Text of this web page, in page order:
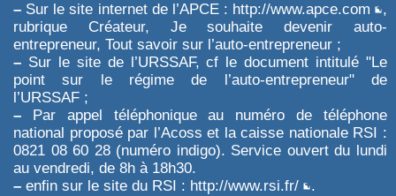
– Sur le site internet de l’APCE : http://www.apce.com
,
rubrique Créateur, Je souhaite devenir auto-
entrepreneur, Tout savoir sur l’auto-entrepreneur ;
– Sur le site de l’URSSAF, cf le document intitulé "Le
point sur le régime de l’auto-entrepreneur" de
l’URSSAF ;
– Par appel téléphonique au numéro de téléphone
national proposé par l’Acoss et la caisse nationale RSI :
0821 08 60 28 (numéro indigo). Service ouvert du lundi
au vendredi, de 8h à 18h30.
– enfin sur le site du RSI : http://www.rsi.fr/ .